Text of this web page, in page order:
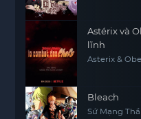
Astérix và
lĩnh
Asterix &
Bleach
Sứ Mạng